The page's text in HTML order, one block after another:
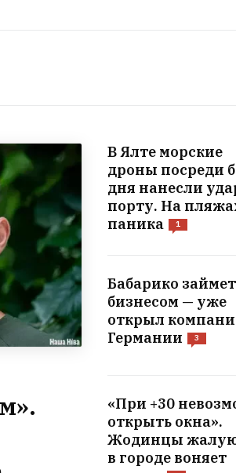
В Ялте морские
дроны посреди
дня нанесли
порту. На
паника
1
Бабарико
бизнесом — уже
открыл
Германии
3
«При +30
открыть окна».
Жодинцы
в городе воняет